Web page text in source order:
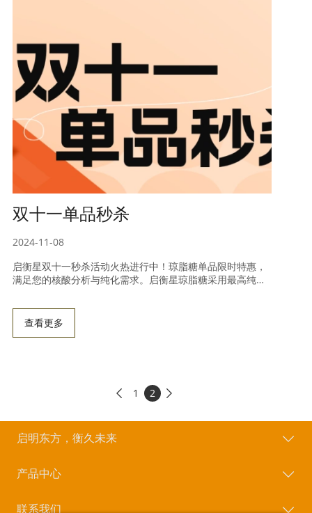
双十一单品秒杀
2024-11-08
启衡星双十一秒杀活动火热进行中！琼脂糖单品限时特惠，
满足您的核酸分析与纯化需求。启衡星琼脂糖采用最高纯度
电泳、核酸回收等实验。立即抢购，享受超值优惠！
查看更多
 1 2 
启明东方，衡久未来
产品中心
联系我们